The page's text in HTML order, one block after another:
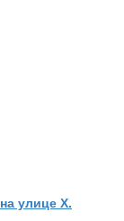
улице Х.